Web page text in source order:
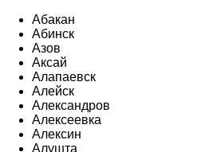
Абакан
Абинск
Азов
Аксай
Алапаевск
Алейск
Александров
Алексеевка
Алексин
Алушта